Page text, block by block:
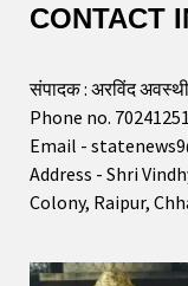
CONTACT
संपादक : अरविंद अवस्थी
Phone no.
Email -
Address - Shri
Colony, Raipur,